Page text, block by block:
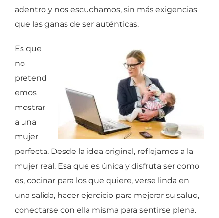
adentro y nos escuchamos, sin más exigencias
que las ganas de ser auténticas.
Es que
no
pretend
emos
mostrar
a una
mujer
perfecta. Desde la idea original, reflejamos a la
mujer real. Esa que es única y disfruta ser como
es, cocinar para los que quiere, verse linda en
una salida, hacer ejercicio para mejorar su salud,
conectarse con ella misma para sentirse plena.